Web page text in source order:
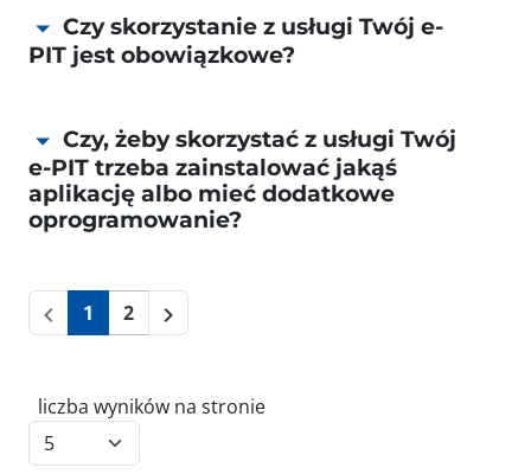
Czy skorzystanie z usługi Twój e-
PIT jest obowiązkowe?
Czy, żeby skorzystać z usługi Twój
e-PIT trzeba zainstalować jakąś
aplikację albo mieć dodatkowe
oprogramowanie?
1 2
liczba wyników na stronie